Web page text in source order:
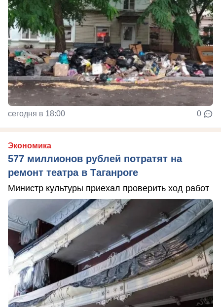
сегодня в 18:00 0
Экономика
577 миллионов рублей потратят на
ремонт театра в Таганроге
Министр культуры приехал проверить ход работ